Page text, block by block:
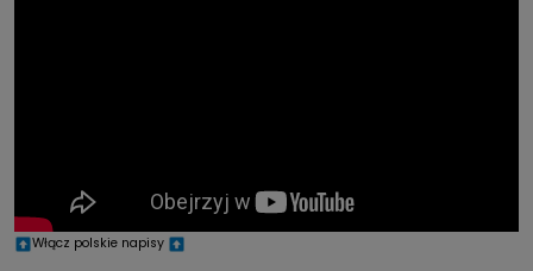
Włącz polskie napisy